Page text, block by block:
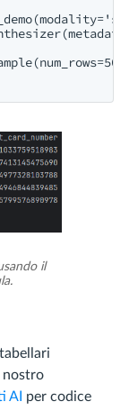
il
nostro
AI per codice